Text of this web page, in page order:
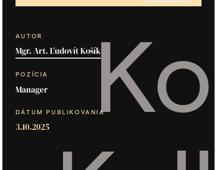
AUTOR
Mgr. Art. Ľudovít Košík
POZÍCIA
Manager
DÁTUM PUBLIKOVANIA
3.10.2025